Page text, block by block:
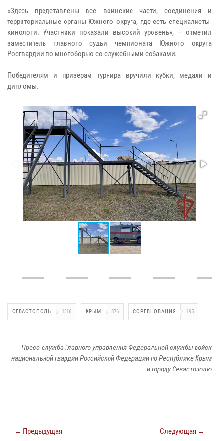
«Здесь представлены все воинские части, соединения и
территориальные органы Южного округа, где есть специалисты-
кинологи. Участники показали высокий уровень», – отметил
заместитель главного судьи чемпионата Южного округа
Росгвардии по многоборью со служебными собаками.
Победителям и призерам турнира вручили кубки, медали и
дипломы.
СЕВАСТОПОЛЬ 1316 КРЫМ 876 СОРЕВНОВАНИЯ 195
Пресс-служба Главного управления Федеральной службы войск
национальной гвардии Российской Федерации по Республике Крым
и городу Севастополю
← Предыдущая Следующая →